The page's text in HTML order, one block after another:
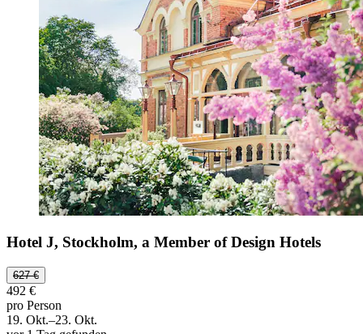
Hotel J, Stockholm, a Member of Design Hotels
627 €
492 €
pro Person
19. Okt.–23. Okt.